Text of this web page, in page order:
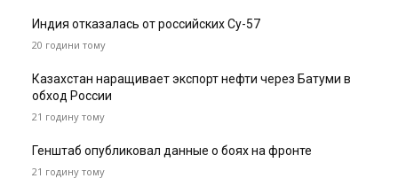
Индия отказалась от российских Су-57
20 години тому
Казахстан наращивает экспорт нефти через Батуми в
обход России
21 годину тому
Генштаб опубликовал данные о боях на фронте
21 годину тому